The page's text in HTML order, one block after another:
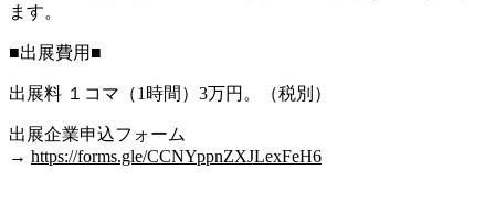
ます。
■出展費用■
出展料 １コマ（1時間）3万円。（税別）
出展企業申込フォーム
→ https://forms.gle/CCNYppnZXJLexFeH6